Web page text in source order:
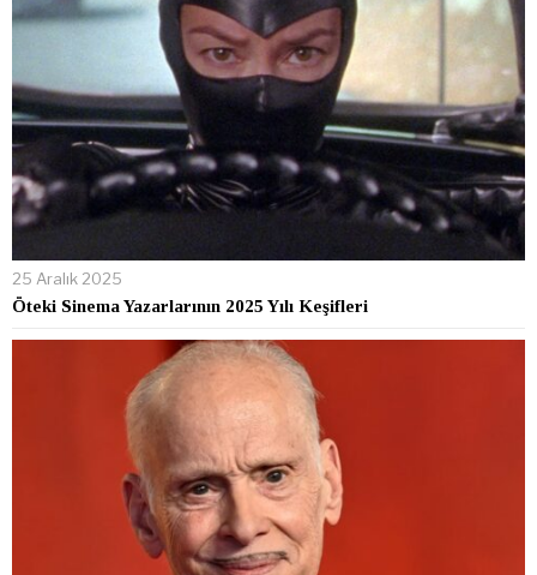
25 Aralık 2025
Öteki Sinema Yazarlarının 2025 Yılı Keşifleri